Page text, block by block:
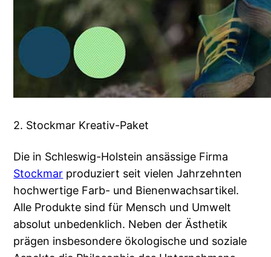
2. Stockmar Kreativ-Paket
Die in Schleswig-Holstein ansässige Firma
Stockmar produziert seit vielen Jahrzehnten
hochwertige Farb- und Bienenwachsartikel.
Alle Produkte sind für Mensch und Umwelt
absolut unbedenklich. Neben der Ästhetik
prägen insbesondere ökologische und soziale